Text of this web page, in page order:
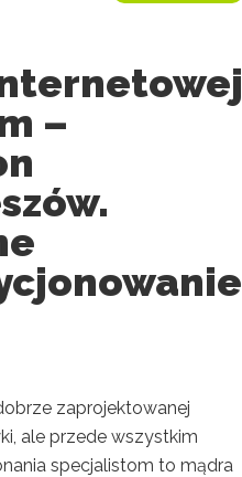
–
zaprojektowanej
ale przede wszystkim
specjalistom to mądra